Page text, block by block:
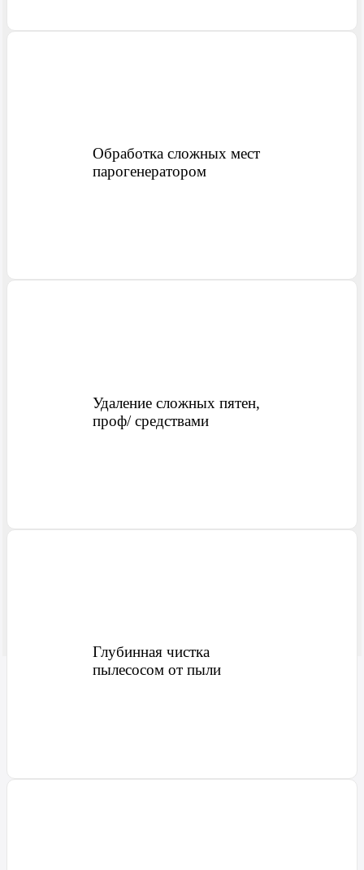
Обработка сложных мест
парогенератором
Удаление сложных пятен,
проф/ средствами
Глубинная чистка
пылесосом от пыли